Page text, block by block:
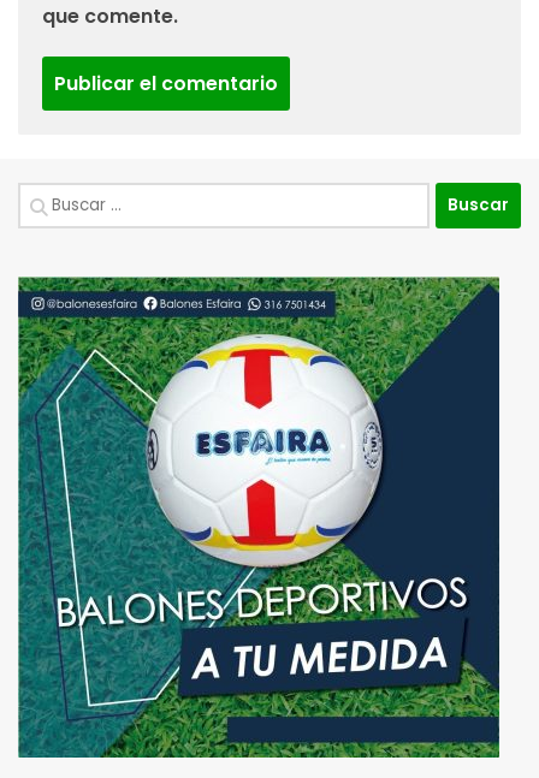
que comente.
Buscar: